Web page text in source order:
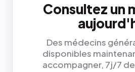
Consultez un
Des médecins
disponibles
accompagner, 7j/7